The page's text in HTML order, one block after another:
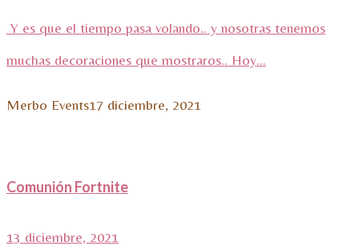
Y es que el tiempo pasa volando.. y nosotras tenemos
muchas decoraciones que mostraros.. Hoy...
Merbo Events17 diciembre, 2021
Comunión Fortnite
13 diciembre, 2021